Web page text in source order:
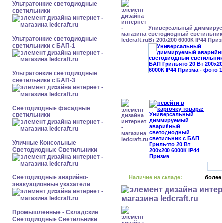
Ультратонкие светодиодные
светильники
Ультратонкие светодиодные
светильники с БАП-1
Ультратонкие светодиодные
светильники с БАП-3
Светодиодные фасадные
светильники
Уличные Консольные
Светодиодные Светильники
Светодиодные аварийно-
эвакуационные указатели
Промышленные - Складские
Светодиодные Светильники
Универсальный
светодиодный
Вт 200x200 6000К IP44
Наличие на складе: более